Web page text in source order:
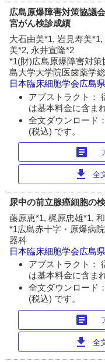
広島原爆障害対策協議
宮がん検診成績
大石由美*1, 岩見寿美
美*2, 永井宣隆*2
*1(財)広島原爆障害対
島大学大学院医歯薬学
日本臨床細胞学会広島
アブストラクト：
は基本料金に含ま
全文ダウンロード
(税込) です。
article
download 全
尿中の前立腺癌細胞の
藤原恵*1, 梶原忠雄*1,
*1広島赤十字・原爆病
器科
日本臨床細胞学会広島
アブストラクト：
は基本料金に含ま
全文ダウンロード
(税込) です。
article
download 全